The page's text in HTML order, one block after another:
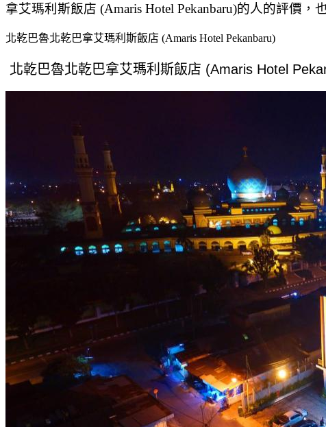
拿艾瑪利斯飯店 (Amaris Hotel Pekanbaru)的人的評價
北乾巴魯北乾巴拿艾瑪利斯飯店 (Amaris Hotel Pekanbaru)